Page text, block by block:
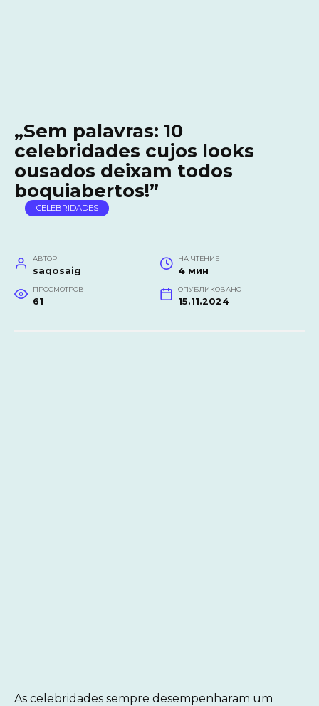
„Sem palavras: 10
celebridades cujos looks
ousados deixam todos
boquiabertos!”
CELEBRIDADES
АВТОР
saqosaig
НА ЧТЕНИЕ
4 мин
ПРОСМОТРОВ
61
ОПУБЛИКОВАНО
15.11.2024
As celebridades sempre desempenharam um